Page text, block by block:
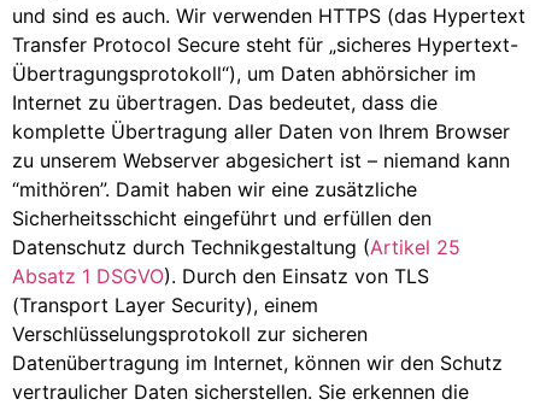
und sind es auch. Wir verwenden HTTPS (das Hypertext
Transfer Protocol Secure steht für „sicheres Hypertext-
Übertragungsprotokoll“), um Daten abhörsicher im
Internet zu übertragen. Das bedeutet, dass die
komplette Übertragung aller Daten von Ihrem Browser
zu unserem Webserver abgesichert ist – niemand kann
“mithören”. Damit haben wir eine zusätzliche
Sicherheitsschicht eingeführt und erfüllen den
Datenschutz durch Technikgestaltung (Artikel 25
Absatz 1 DSGVO). Durch den Einsatz von TLS
(Transport Layer Security), einem
Verschlüsselungsprotokoll zur sicheren
Datenübertragung im Internet, können wir den Schutz
vertraulicher Daten sicherstellen. Sie erkennen die